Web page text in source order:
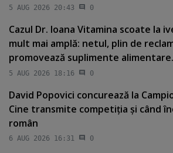
5 AUG 2026 20:43 0
Cazul Dr. Ioana Vitamina scoate la
mult mai amplă: netul, plin de
promovează suplimente
5 AUG 2026 18:16 0
David Popovici concurează la
Cine transmite competiţia şi când
român
6 AUG 2026 16:31 0